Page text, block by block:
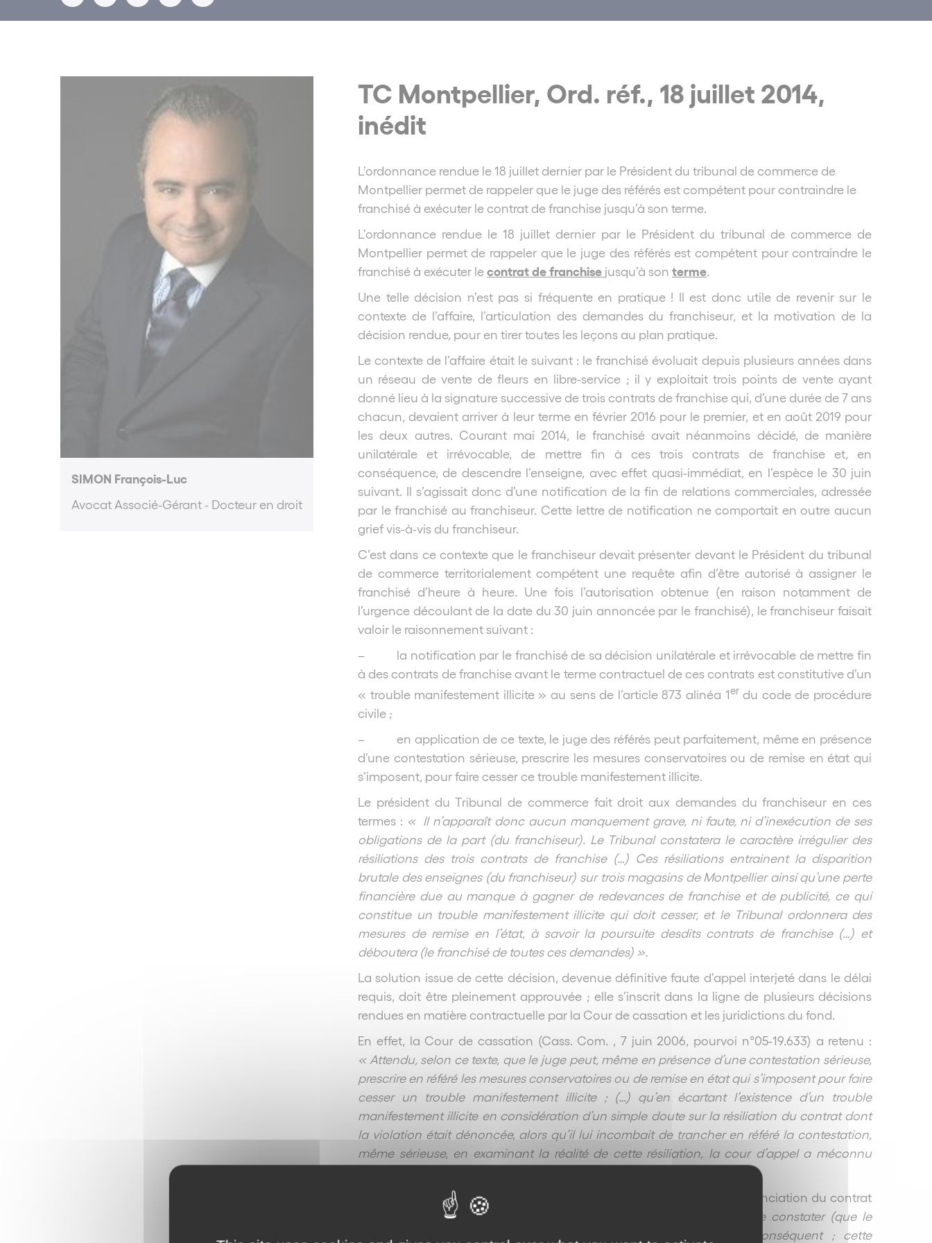
SIMON François-Luc
Avocat Associé-Gérant - Docteur en droit
TC Montpellier, Ord. réf., 18 juillet 2014,
inédit
L’ordonnance rendue le 18 juillet dernier par le Président du tribunal de commerce de
Montpellier permet de rappeler que le juge des référés est compétent pour contraindre le
franchisé à exécuter le contrat de franchise jusqu’à son terme.
L’ordonnance rendue le 18 juillet dernier par le Président du tribunal de commerce de
Montpellier permet de rappeler que le juge des référés est compétent pour contraindre le
franchisé à exécuter lecontrat de franchise jusqu’à son terme
Une telle décision n’est pas si fréquente en pratique ! Il est donc utile de revenir sur le
contexte de l’affaire, l’articulation des demandes du franchiseur, et la motivation de la
décision rendue, pour en tirer toutes les leçons au plan pratique.
Le contexte de l’affaire était le suivant : le franchisé évoluait depuis plusieurs années dans
un réseau de vente de fleurs en libre-service ; il y exploitait trois points de vente ayant
donné lieu à la signature successive de trois contrats de franchise qui, d’une durée de 7 ans
chacun, devaient arriver à leur terme en février 2016 pour le premier, et en août 2019 pour
les deux autres. Courant mai 2014, le franchisé avait néanmoins décidé, de manière
unilatérale et irrévocable, de mettre fin à ces trois contrats de franchise et, en
conséquence, de descendre l’enseigne, avec effet quasi-immédiat, en l’espèce le 30 juin
suivant. Il s’agissait donc d’une notification de la fin de relations commerciales, adressée
par le franchisé au franchiseur. Cette lettre de notification ne comportait en outre aucun
grief vis-à-vis du franchiseur.
C’est dans ce contexte que le franchiseur devait présenter devant le Président du tribunal
de commerce territorialement compétent une requête afin d’être autorisé à assigner le
franchisé d’heure à heure. Une fois l’autorisation obtenue (en raison notamment de
l’urgence découlant de la date du 30 juin annoncée par le franchisé), le franchiseur faisait
valoir le raisonnement suivant :
– la notification par le franchisé de sa décision unilatérale et irrévocable de mettre fin
à des contrats de franchise avant le terme contractuel de ces contrats est constitutive d’un
« trouble manifestement illicite » au sens de l’article 873 alinéa 1erdu code de procédure
civile ;
– en application de ce texte, le juge des référés peut parfaitement, même en présence
d’une contestation sérieuse, prescrire les mesures conservatoires ou de remise en état qui
s’imposent, pour faire cesser ce trouble manifestement illicite.
Le président du Tribunal de commerce fait droit aux demandes du franchiseur en ces
termes : « Il n’apparaît donc aucun manquement grave, ni faute, ni d’inexécution de ses
obligations de la part (du franchiseur). Le Tribunal constatera le caractère irrégulier des
résiliations des trois contrats de franchise (…) Ces résiliations entrainent la disparition
brutale des enseignes (du franchiseur) sur trois magasins de Montpellier ainsi qu’une perte
financière due au manque à gagner de redevances de franchise et de publicité, ce qui
constitue un trouble manifestement illicite qui doit cesser, et le Tribunal ordonnera des
mesures de remise en l’état, à savoir la poursuite desdits contrats de franchise (…) et
déboutera (le franchisé de toutes ces demandes) ».
La solution issue de cette décision, devenue définitive faute d’appel interjeté dans le délai
requis, doit être pleinement approuvée ; elle s’inscrit dans la ligne de plusieurs décisions
rendues en matière contractuelle par la Cour de cassation et les juridictions du fond.
En effet, la Cour de cassation (Cass. Com. , 7 juin 2006, pourvoi n°05-19.633) a retenu :
« Attendu, selon ce texte, que le juge peut, même en présence d’une contestation sérieuse,
prescrire en référé les mesures conservatoires ou de remise en état qui s’imposent pour faire
cesser un trouble manifestement illicite ; (…) qu’en écartant l’existence d’un trouble
manifestement illicite en considération d’un simple doute sur la résiliation du contrat dont
la violation était dénoncée, alors qu’il lui incombait de trancher en référé la contestation,
même sérieuse, en examinant la réalité de cette résiliation, la cour d’appel a méconnu
De même, la Cour d’appel de Paris a jugé dans une affaire où la dénonciation du contrat
n’avait pas respecté les formes contractuelles qu’
il y a lieu, (…) de constater (que le
contrat) n’a pas été régulièrement rompu et se poursuit, par conséquent ; cette